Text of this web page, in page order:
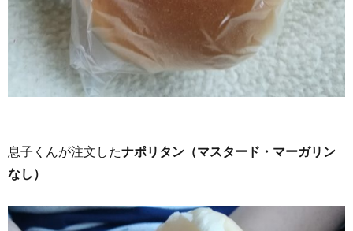
息子くんが注文したナポリタン（マスタード・マーガリン
なし）